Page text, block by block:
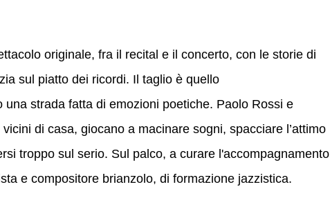
originale, fra il recital e il concerto, con le storie di
sul piatto dei ricordi. Il taglio è quello
strada fatta di emozioni poetiche. Paolo Rossi e
di casa, giocano a macinare sogni, spacciare l’attimo
troppo sul serio. Sul palco, a curare l'accompagnamento
e compositore brianzolo, di formazione jazzistica.